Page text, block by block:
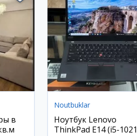
в
Noutbuklar
Ноутбук Lenovo
ThinkPad E14 (i5-